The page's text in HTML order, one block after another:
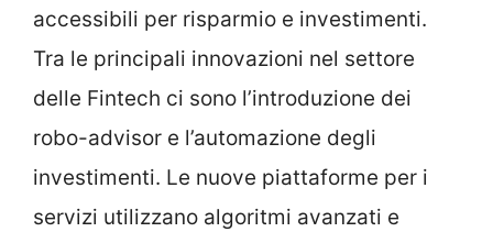
accessibili per risparmio e investimenti.
Tra le principali innovazioni nel settore
delle Fintech ci sono l’introduzione dei
robo-advisor e l’automazione degli
investimenti. Le nuove piattaforme per i
servizi utilizzano algoritmi avanzati e